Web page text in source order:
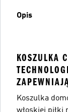
Opis
KOSZULKA
Koszulka